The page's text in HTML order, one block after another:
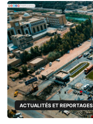
ACTUALITÉS ET REPORTAGES